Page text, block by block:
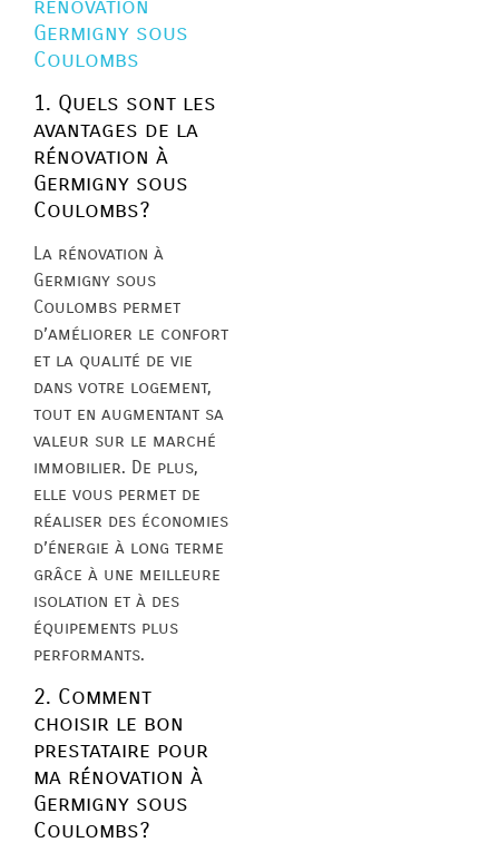
rénovation
Germigny sous
Coulombs
1. Quels sont les
avantages de la
rénovation à
Germigny sous
Coulombs?
La rénovation à
Germigny sous
Coulombs permet
d’améliorer le confort
et la qualité de vie
dans votre logement,
tout en augmentant sa
valeur sur le marché
immobilier. De plus,
elle vous permet de
réaliser des économies
d’énergie à long terme
grâce à une meilleure
isolation et à des
équipements plus
performants.
2. Comment
choisir le bon
prestataire pour
ma rénovation à
Germigny sous
Coulombs?